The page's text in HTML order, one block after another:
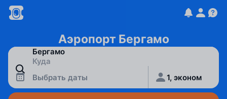
Аэропорт Бергамо
Выбрать даты 1, эконом